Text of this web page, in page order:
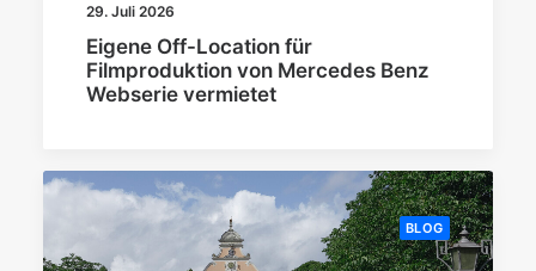
29. Juli 2026
Eigene Off-Location für
Filmproduktion von Mercedes Benz
Webserie vermietet
BLOG